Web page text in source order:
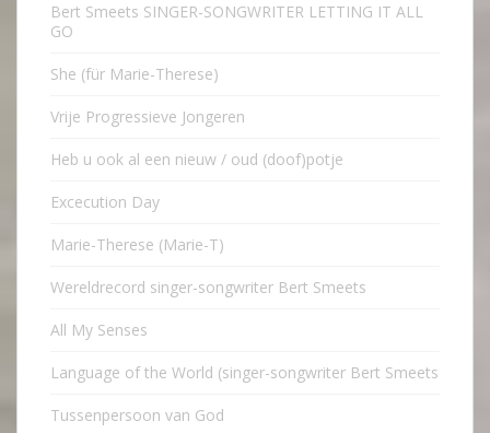
Bert Smeets SINGER-SONGWRITER LETTING IT ALL
GO
She (für Marie-Therese)
Vrije Progressieve Jongeren
Heb u ook al een nieuw / oud (doof)potje
Excecution Day
Marie-Therese (Marie-T)
Wereldrecord singer-songwriter Bert Smeets
All My Senses
Language of the World (singer-songwriter Bert Smeets
Tussenpersoon van God